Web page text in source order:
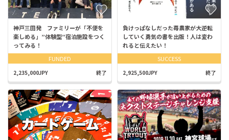
神戸三田発 ファミリーが「不便を
楽しめる」”体験型”宿泊施設をつく
ってみる！
FUNDED
2,235,000JPY 終了
負けっぱなしだった苺農家が大逆転
していく勇気の書を出版！人は変わ
れると伝えたい！
SUCCESS
2,925,500JPY 終了